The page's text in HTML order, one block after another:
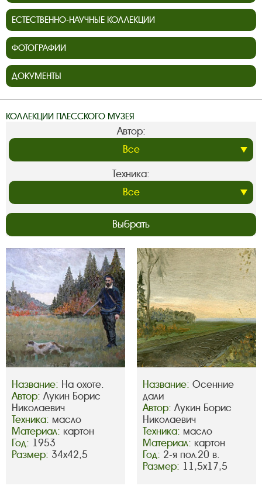
ЕСТЕСТВЕННО-НАУЧНЫЕ КОЛЛЕКЦИИ
ФОТОГРАФИИ
ДОКУМЕНТЫ
КОЛЛЕКЦИИ ПЛЕССКОГО МУЗЕЯ
Автор:
Техника:
Выбрать
Название: На охоте.
Автор: Лукин Борис
Николаевич
Техника: масло
Материал: картон
Год: 1953
Размер: 34х42,5
Название: Осенние
дали
Автор: Лукин Борис
Николаевич
Техника: масло
Материал: картон
Год: 2-я пол.20 в.
Размер: 11,5х17,5